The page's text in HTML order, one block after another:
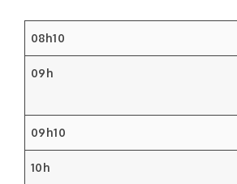
08h10
09h
09h10
10h